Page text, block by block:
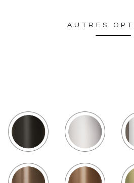
AUTRES